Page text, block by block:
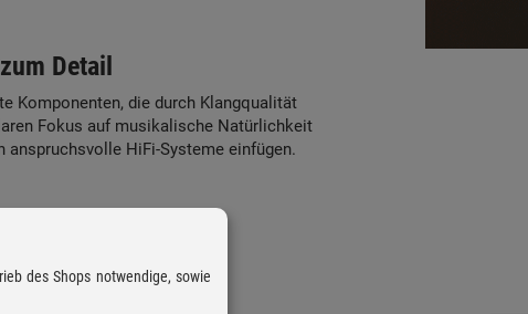
Detail
Komponenten, die durch Klangqualität
Fokus auf musikalische Natürlichkeit
HiFi-Systeme einfügen.
des Shops notwendige, sowie